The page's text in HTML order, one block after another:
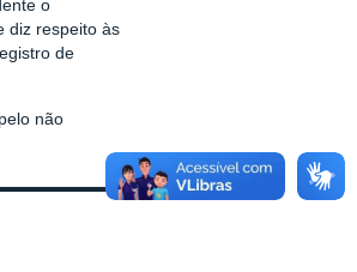
o
diz respeito às
de
não